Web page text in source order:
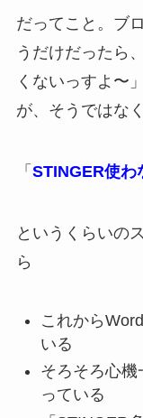
だってこと。ブ
うだけだったら
くないっすよ〜
が、そうではな
「 STINGER使わ
というくらいの
ら
これから
いる
そろそろ心
っている